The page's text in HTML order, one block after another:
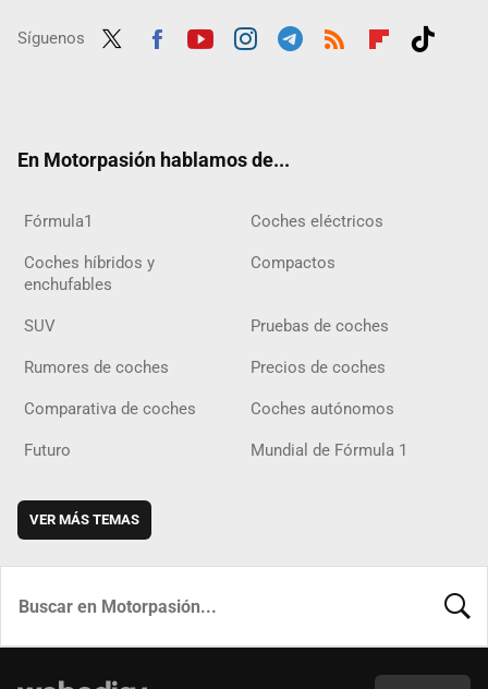
Síguenos
En Motorpasión hablamos de...
Fórmula1 Coches eléctricos
Coches híbridos y
enchufables
Compactos
SUV Pruebas de coches
Rumores de coches Precios de coches
Comparativa de coches Coches autónomos
Futuro Mundial de Fórmula 1
VER MÁS TEMAS